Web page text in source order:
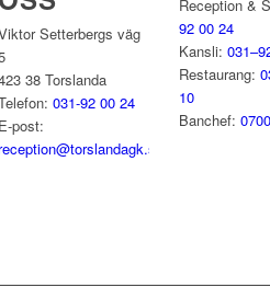
Setterbergs väg
38 Torslanda
031-92 00 24
E-post:
reception@torslandagk.se
Reception &
92 00 24
Kansli:
Restaurang:
10
Banchef: